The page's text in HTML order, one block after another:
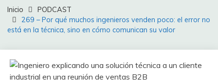
Inicio
PODCAST
269 – Por qué muchos ingenieros venden poco: el error no
está en la técnica, sino en cómo comunican su valor